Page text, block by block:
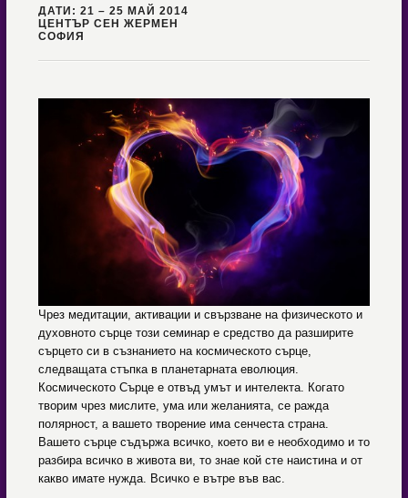
ДАТИ: 21 – 25 МАЙ 2014
ЦЕНТЪР СЕН ЖЕРМЕН
СОФИЯ
Чрез медитации, активации и свързване на физическото и
духовното сърце този семинар е средство да разширите
сърцето си в съзнанието на космическото сърце,
следващата стъпка в планетарната еволюция.
Космическото Сърце е отвъд умът и интелекта. Когато
творим чрез мислите, ума или желанията, се ражда
полярност, а вашето творение има сенчеста страна.
Вашето сърце съдържа всичко, което ви е необходимо и то
разбира всичко в живота ви, то знае кой сте наистина и от
какво имате нужда. Всичко е вътре във вас.